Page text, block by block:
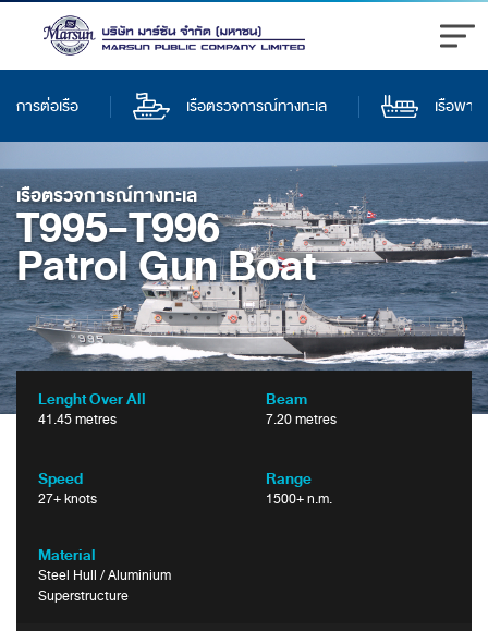
การต่อเรือ เรือตรวจการณ์ทางทะเล เรือพา
เรือตรวจการณ์ทางทะเล
T995-T996
Patrol Gun Boat
Lenght Over All
41.45 metres
Beam
7.20 metres
Speed
27+ knots
Range
1500+ n.m.
Material
Steel Hull / Aluminium
Superstructure